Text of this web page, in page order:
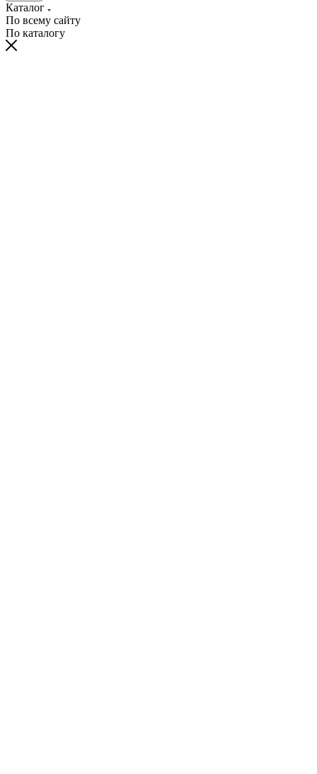
Каталог
По всему сайту
По каталогу